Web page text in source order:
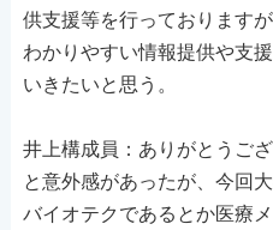
供支援等を行っております
わかりやすい情報提供や支
いきたいと思う。
井上構成員：ありがとうご
と意外感があったが、今回
バイオテクであるとか医療